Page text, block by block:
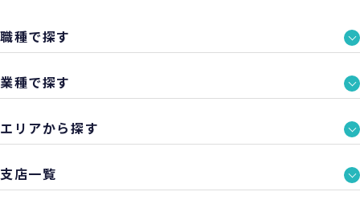
職種で探す
業種で探す
エリアから探す
支店一覧